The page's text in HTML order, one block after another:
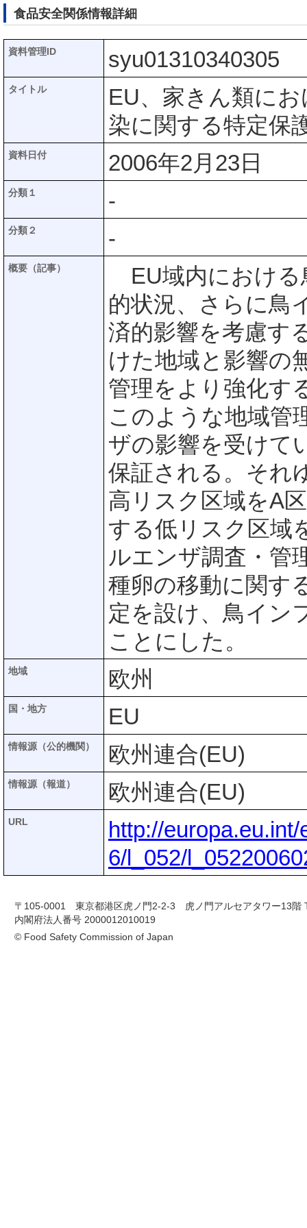
食品安全関係情報詳細
資料管理ID syu01310340305
タイトル
EU、家きん類に
染に関する特定保
資料日付 2006年2月23日
分類１ -
分類２ -
概要（記事）
EU域内における
的状況、さらに鳥
済的影響を考慮す
けた地域と影響の
管理をより強化す
このような地域管
ザの影響を受けて
保証される。それ
高リスク区域をA
する低リスク区域
ルエンザ調査・管
種卵の移動に関す
定を設け、鳥イン
ことにした。
地域 欧州
国・地方 EU
情報源（公的機関） 欧州連合(EU)
情報源（報道） 欧州連合(EU)
URL
http://
6/l_052/
〒105-0001 東京都港区虎ノ門2-2-3 虎ノ門アルセアタワー13階
内閣府法人番号 2000012010019
© Food Safety Commission of Japan